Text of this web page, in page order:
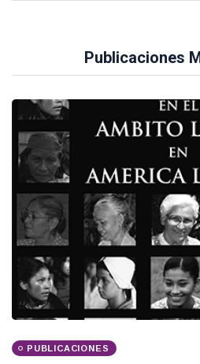
Publicaciones
PUBLICACIONES